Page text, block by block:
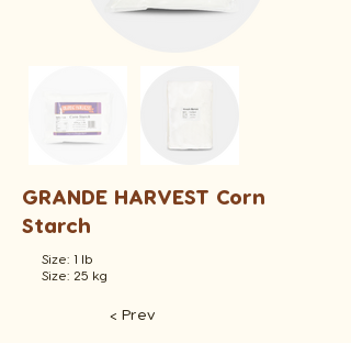
GRANDE HARVEST Corn
Starch
Size: 1 lb
Size: 25 kg
< Prev